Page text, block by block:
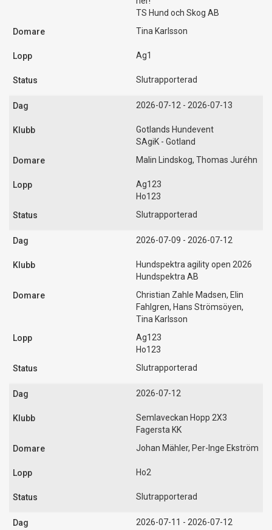
TS Hund och Skog AB
Tina Karlsson
Ag1
Slutrapporterad
2026-07-12 - 2026-07-13
Gotlands Hundevent
SAgiK - Gotland
Malin Lindskog, Thomas Juréhn
Ag123
Ho123
Slutrapporterad
2026-07-09 - 2026-07-12
Hundspektra agility open 2026
Hundspektra AB
Christian Zahle Madsen, Elin
Fahlgren, Hans Strömsöyen,
Tina Karlsson
Ag123
Ho123
Slutrapporterad
2026-07-12
Semlaveckan Hopp 2X3
Fagersta KK
Johan Mähler, Per-Inge Ekström
Ho2
Slutrapporterad
2026-07-11 - 2026-07-12